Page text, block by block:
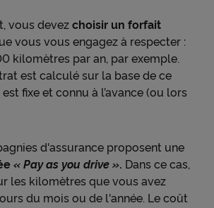
vous devezchoisir un forfait
vous vous engagez à respecter :
kilomètres par an, par exemple.
est calculé sur la base de ce
fixe et connu à l’avance (ou lors
d'assurance proposent une
« Pay as you drive ». Dans ce cas,
les kilomètres que vous avez
du mois ou de l'année. Le coût